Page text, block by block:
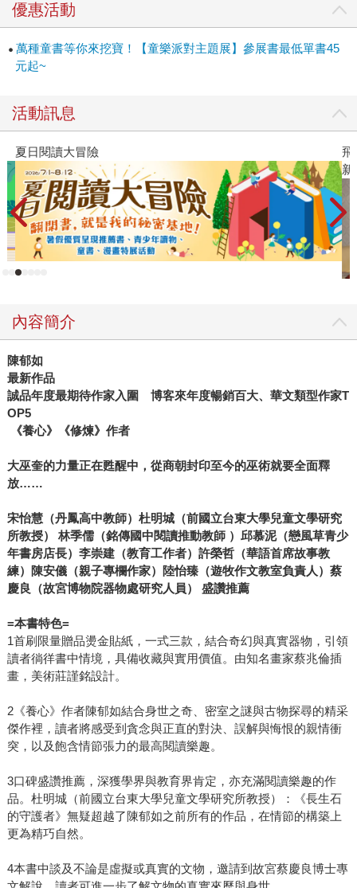
優惠活動
萬種童書等你來挖寶！【童樂派對主題展】參展書最低單書45
元起~
活動訊息
夏日閱讀大冒險
飛
新
內容簡介
陳郁如
最新作品
誠品年度最期待作家入圍 博客來年度暢銷百大、華文類型作家T
OP5
《養心》《修煉》作者
大巫奎的力量正在甦醒中，從商朝封印至今的巫術就要全面釋
放……
宋怡慧（丹鳳高中教師）杜明城（前國立台東大學兒童文學研究
所教授） 林季儒（銘傳國中閱讀推動教師 ）邱慕泥（戀風草青少
年書房店長）李崇建（教育工作者）許榮哲（華語首席故事教
練）陳安儀（親子專欄作家）陸怡臻（遊牧作文教室負責人）蔡
慶良（故宮博物院器物處研究人員） 盛讚推薦
=本書特色=
1首刷限量贈品燙金貼紙，一式三款，結合奇幻與真實器物，引領
讀者徜徉書中情境，具備收藏與實用價值。由知名畫家蔡兆倫插
畫，美術莊謹銘設計。
2《養心》作者陳郁如結合身世之奇、密室之謎與古物探尋的精采
傑作裡，讀者將感受到貪念與正直的對決、誤解與悔恨的親情衝
突，以及飽含情節張力的最高閱讀樂趣。
3口碑盛讚推薦，深獲學界與教育界肯定，亦充滿閱讀樂趣的作
品。杜明城（前國立台東大學兒童文學研究所教授）：《長生石
的守護者》無疑超越了陳郁如之前所有的作品，在情節的構築上
更為精巧自然。
4本書中談及不論是虛擬或真實的文物，邀請到故宮蔡慶良博士專